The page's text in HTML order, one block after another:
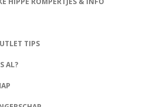
TIPS
AL?